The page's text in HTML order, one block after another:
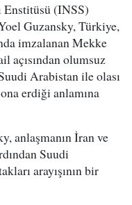
Enstitüsü (INSS)
Guzansky, Türkiye,
imzalanan Mekke
açısından olumsuz
Arabistan ile olası
erdiği anlamına
anlaşmanın İran ve
Suudi
arayışının bir